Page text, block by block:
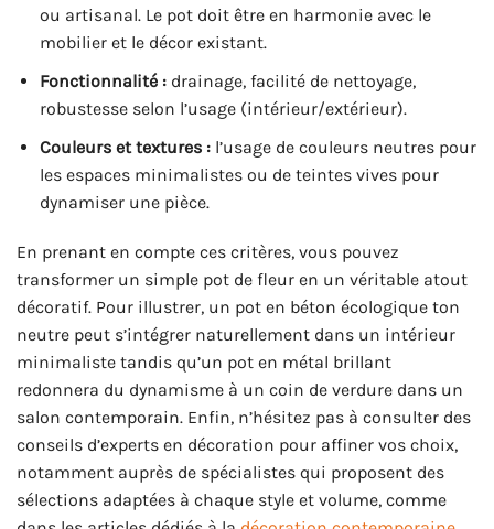
ou artisanal. Le pot doit être en harmonie avec le
mobilier et le décor existant.
Fonctionnalité :drainage, facilité de nettoyage,
robustesse selon l’usage (intérieur/extérieur).
Couleurs et textures :l’usage de couleurs neutres pour
les espaces minimalistes ou de teintes vives pour
dynamiser une pièce.
En prenant en compte ces critères, vous pouvez
transformer un simple pot de fleur en un véritable atout
décoratif. Pour illustrer, un pot en béton écologique ton
neutre peut s’intégrer naturellement dans un intérieur
minimaliste tandis qu’un pot en métal brillant
redonnera du dynamisme à un coin de verdure dans un
salon contemporain. Enfin, n’hésitez pas à consulter des
conseils d’experts en décoration pour affiner vos choix,
notamment auprès de spécialistes qui proposent des
sélections adaptées à chaque style et volume, comme